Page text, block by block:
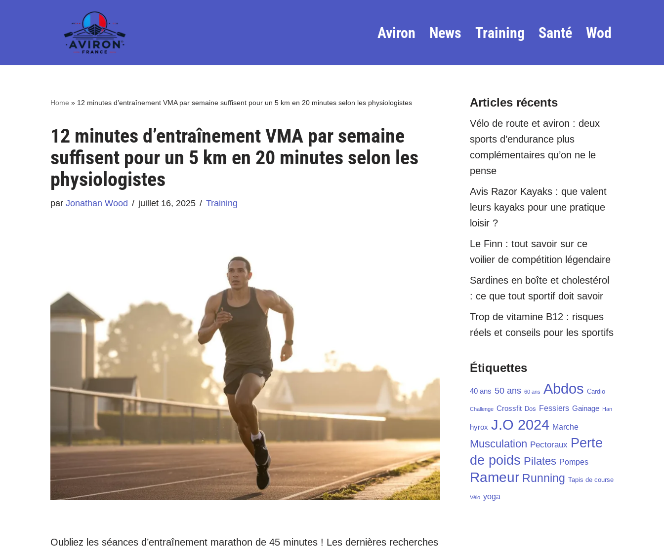
Aviron News Training Santé Wod
Home » 12 minutes d’entraînement VMA par semaine suffisent pour un 5 km en 20 minutes selon les physiologistes
12 minutes d’entraînement VMA par semaine
suffisent pour un 5 km en 20 minutes selon les
physiologistes
par Jonathan Wood juillet 16, 2025 Training
Oubliez les séances d’entraînement marathon de 45 minutes ! Les dernières recherches
Articles récents
Vélo de route et aviron : deux
sports d’endurance plus
complémentaires qu’on ne le
pense
Avis Razor Kayaks : que valent
leurs kayaks pour une pratique
loisir ?
Le Finn : tout savoir sur ce
voilier de compétition légendaire
Sardines en boîte et cholestérol
: ce que tout sportif doit savoir
Trop de vitamine B12 : risques
réels et conseils pour les sportifs
Étiquettes
40 ans 50 ans 60 ans Abdos Cardio
Challenge Crossfit Dos Fessiers Gainage Han
hyrox J.O 2024 Marche
Musculation Pectoraux Perte
de poids Pilates Pompes
Rameur Running Tapis de course
Vélo yoga